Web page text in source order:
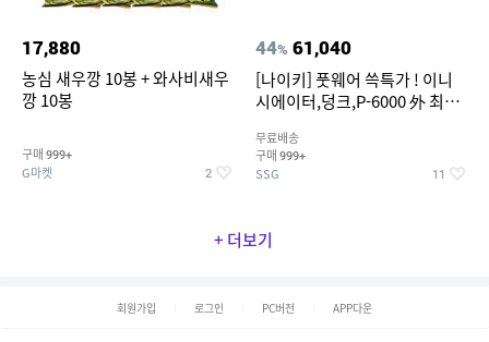
17,880
농심 새우깡 10봉 + 와사비새우
깡 10봉
구매 999+
G마켓 2
44% 61,040
[나이키] 풋웨어 쓱특가 ! 이니
시에이터,덩크,P-6000 外 최대
무료배송
구매 999+
SSG 11
+ 더보기
회원가입 로그인 PC버전 APP다운